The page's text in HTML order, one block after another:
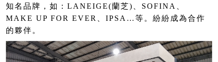
知名品牌，如：LANEIGE(蘭芝)、SOFINA、
MAKE UP FOR EVER、IPSA…等。紛紛成為合作
的夥伴。